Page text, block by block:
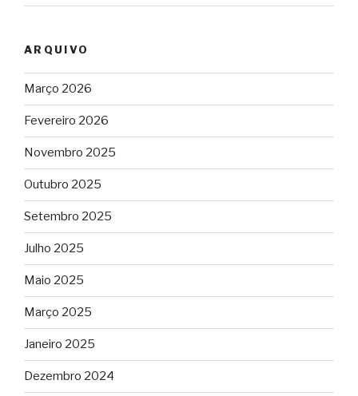
ARQUIVO
Março 2026
Fevereiro 2026
Novembro 2025
Outubro 2025
Setembro 2025
Julho 2025
Maio 2025
Março 2025
Janeiro 2025
Dezembro 2024